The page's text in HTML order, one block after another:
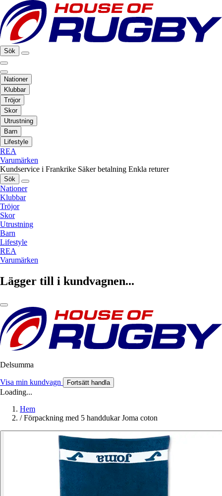
Sök
Nationer
Klubbar
Tröjor
Skor
Utrustning
Barn
Lifestyle
REA
Varumärken
Kundservice i Frankrike Säker betalning Enkla returer
Sök
Nationer
Klubbar
Tröjor
Skor
Utrustning
Barn
Lifestyle
REA
Varumärken
Lägger till i kundvagnen...
Delsumma
Visa min kundvagn Fortsätt handla
Loading...
Hem
/ Förpackning med 5 handdukar Joma coton